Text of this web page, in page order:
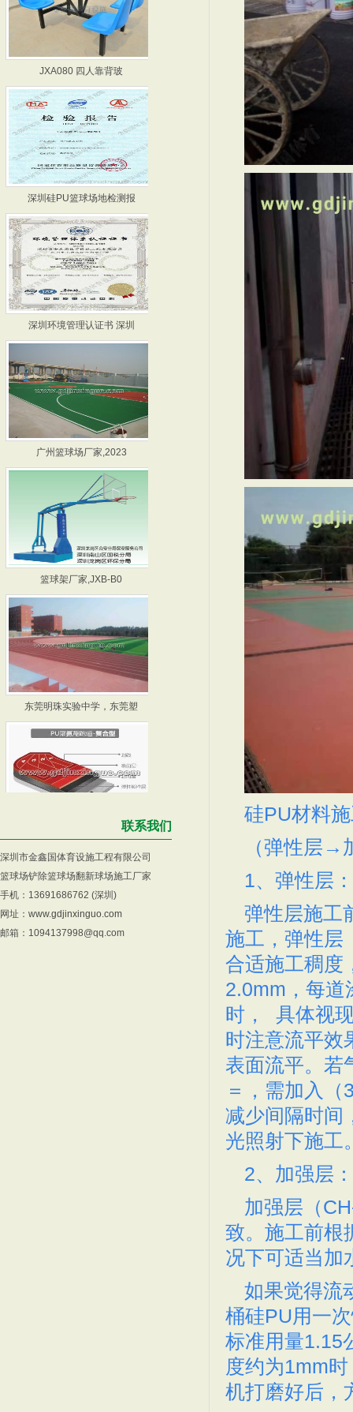
JXA080 四人靠背玻 篮球场厂家-河源篮球场厂
深圳硅PU篮球场地检测报
深圳环境管理认证书 深圳 篮球场施工-深圳篮球场施
广州篮球场厂家,2023 深圳篮球架厂家,JXB0
篮球架厂家,JXB-B0 广州篮球架厂家,JXB-
东莞明珠实验中学，东莞塑
广州塑胶跑道-广州塑胶跑 混合型塑胶跑道工序，深圳
中山塑胶跑道，中山蟠龙小
深圳篮球场，塑胶跑道铺设
EPDM塑胶地垫 深圳E
深圳饭堂餐桌,深圳食堂餐
联系我们
深圳市金鑫国体育设施工程有限公司
篮球场铲除篮球场翻新球场施工厂家
手机：13691686762 (深圳)
网址： www.gdjinxinguo.com
邮箱：1094137998@qq.com
硅PU材料
（弹性层
1、弹性层：
弹性层施工
施工，弹性层
合适施工稠度
2.0mm，每道
时， 具体视
时注意流平效
表面流平。若
＝，需加入
减少间隔时间
光照射下施工
2、加强层：
加强层（
致。施工前根
况下可适当加
如果觉得流
桶硅PU用一
标准用量1.15
度约为1mm
机打磨好后，